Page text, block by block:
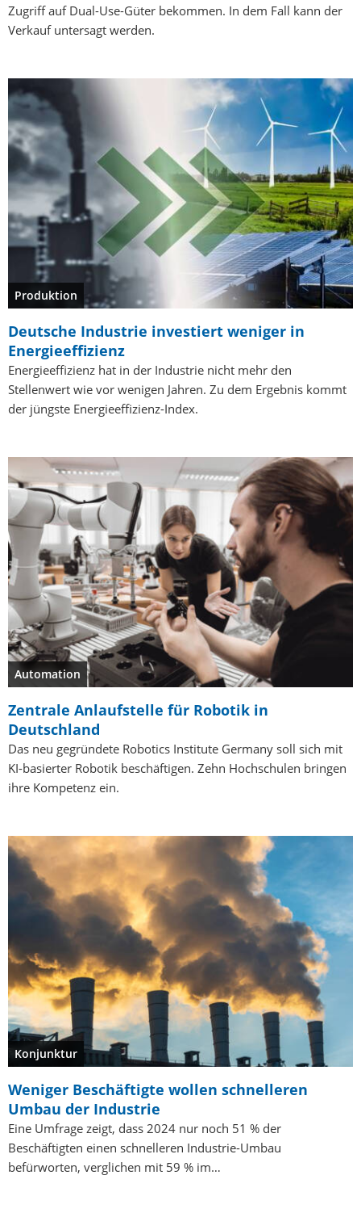
Zugriff auf Dual-Use-Güter bekommen. In dem Fall kann der
Verkauf untersagt werden.
Produktion
Deutsche Industrie investiert weniger in
Energieeffizienz
Energieeffizienz hat in der Industrie nicht mehr den
Stellenwert wie vor wenigen Jahren. Zu dem Ergebnis kommt
der jüngste Energieeffizienz-Index.
Automation
Zentrale Anlaufstelle für Robotik in
Deutschland
Das neu gegründete Robotics Institute Germany soll sich mit
KI-basierter Robotik beschäftigen. Zehn Hochschulen bringen
ihre Kompetenz ein.
Konjunktur
Weniger Beschäftigte wollen schnelleren
Umbau der Industrie
Eine Umfrage zeigt, dass 2024 nur noch 51 % der
Beschäftigten einen schnelleren Industrie-Umbau
befürworten, verglichen mit 59 % im…